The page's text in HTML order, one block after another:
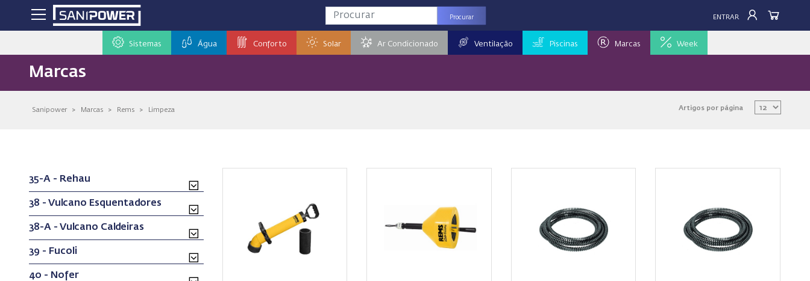
Procurar ENTRAR
Sistemas Água Conforto Solar Ar Condicionado Ventilação Piscinas Marcas Week
Marcas
Sanipower > Marcas > Rems > Limpeza Artigos por página
35-A - Rehau
38 - Vulcano Esquentadores
38-A - Vulcano Caldeiras
39 - Fucoli
40 - Nofer